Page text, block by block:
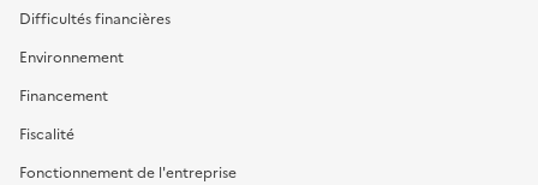
Difficultés financières
Environnement
Financement
Fiscalité
Fonctionnement de l'entreprise